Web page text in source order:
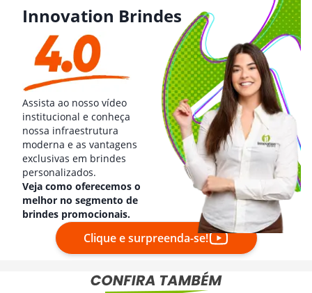
Innovation Brindes
Assista ao nosso vídeo
institucional e conheça
nossa infraestrutura
moderna e as vantagens
exclusivas em brindes
personalizados.
Veja como oferecemos o
melhor no segmento de
brindes promocionais.
Clique e surpreenda-se!